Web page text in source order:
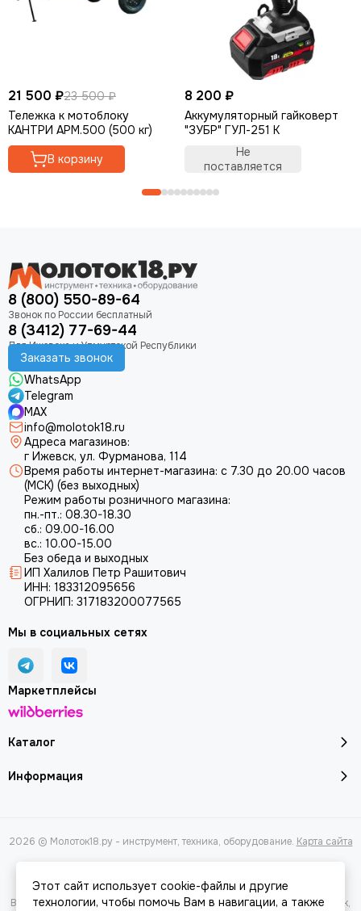
21 500 ₽23 500 ₽
Тележка к мотоблоку
КАНТРИ АРМ.500 (500 кг)
В корзину
8 200 ₽
Аккумуляторный гайковерт
"ЗУБР" ГУЛ-251 К
Не
поставляется
8 (800) 550-89-64
8 (3412) 77-69-44
Заказать звонок
WhatsApp
Telegram
MAX
info@molotok18.ru
Адреса магазинов:
г Ижевск, ул. Фурманова, 114
Время работы интернет-магазина: с 7.30 до 20.00 часов
(МСК) (без выходных)
Режим работы розничного магазина:
пн.-пт.: 08.30-18.30
сб.: 09.00-16.00
вс.: 10.00-15.00
Без обеда и выходных
ИП Халилов Петр Рашитович
ИНН: 183312095656
ОГРНИП: 317183200077565
Каталог
Информация
Мы в социальных сетях
Маркетплейсы
2026 © Молоток18.ру - инструмент, техника, оборудование. Карта сайта
Вся представленная на сайте информация, касающаяся характеристик,
Этот сайт использует cookie-файлы и другие
технологии, чтобы помочь Вам в навигации, а также